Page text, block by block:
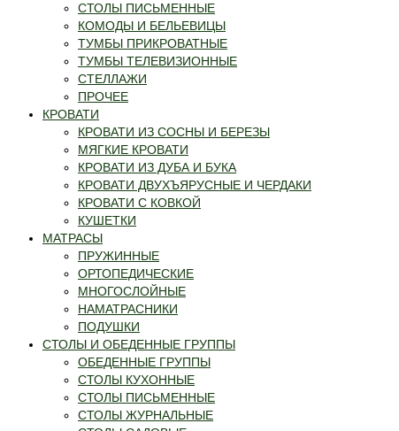
СТОЛЫ ПИСЬМЕННЫЕ
КОМОДЫ И БЕЛЬЕВИЦЫ
ТУМБЫ ПРИКРОВАТНЫЕ
ТУМБЫ ТЕЛЕВИЗИОННЫЕ
СТЕЛЛАЖИ
ПРОЧЕЕ
КРОВАТИ
КРОВАТИ ИЗ СОСНЫ И БЕРЕЗЫ
МЯГКИЕ КРОВАТИ
КРОВАТИ ИЗ ДУБА И БУКА
КРОВАТИ ДВУХЪЯРУСНЫЕ И ЧЕРДАКИ
КРОВАТИ С КОВКОЙ
КУШЕТКИ
МАТРАСЫ
ПРУЖИННЫЕ
ОРТОПЕДИЧЕСКИЕ
МНОГОСЛОЙНЫЕ
НАМАТРАСНИКИ
ПОДУШКИ
СТОЛЫ И ОБЕДЕННЫЕ ГРУППЫ
ОБЕДЕННЫЕ ГРУППЫ
СТОЛЫ КУХОННЫЕ
СТОЛЫ ПИСЬМЕННЫЕ
СТОЛЫ ЖУРНАЛЬНЫЕ